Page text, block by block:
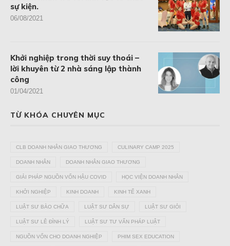
sự kiện.
06/08/2021
Khởi nghiệp trong thời suy thoái –
lời khuyên từ 2 nhà sáng lập thành
công
01/04/2021
TỪ KHÓA CHUYÊN MỤC
CLB DOANH NHÂN GIAO THƯƠNG CULINARY CAMP 2025
DOANH NHÂN DOANH NHÂN GIAO THƯƠNG
GIẢI PHÁP NGUỒN VỐN HẬU COVID HỌC VIỆN DOANH NHÂN
KHỞI NGHIỆP KINH DOANH KINH TẾ XANH
LUẬT SƯ BÀO CHỮA LUẬT SƯ DÂN SỰ LUẬT SƯ GIỎI
LUẬT SƯ LÊ ĐÌNH LÝ LUẬT SƯ TƯ VẤN PHÁP LUẬT
NGUỒN VỐN CHO DOANH NGHIỆP PHIM SEX EDUCATION